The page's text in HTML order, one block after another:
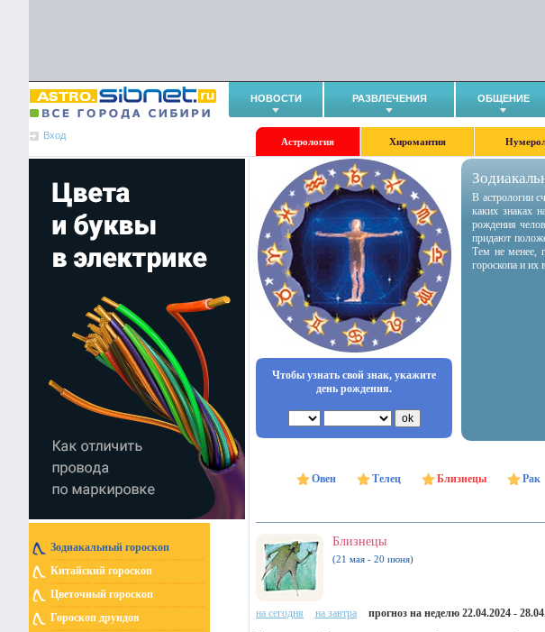
НОВОСТИ РАЗВЛЕЧЕНИЯ ОБЩЕНИЕ
Вход
Астрология Хиромантия
Зодиакальный гороскоп
Китайский гороскоп
Цветочный гороскоп
Гороскоп друидов
Чтобы узнать свой знак, укажите
день рождения.
В астрологии
каких знаках
рождения
придают
Тем не менее,
гороскопа и их
Овен Телец Близнецы Рак
Близнецы
(21 мая - 20 июня)
на сегодня на завтра прогноз на неделю 22.04.2024 -